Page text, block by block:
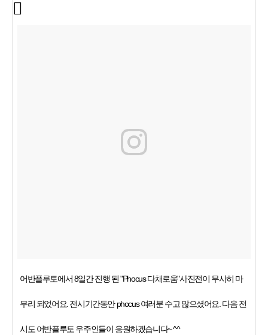
어반플루토에서 8일간 진행 된 "Phocus 다채로움"사진전이 무사히 마
무리 되었어요. 전시기간동안 phocus 여러분 수고 많으셨어요. 다음 전
시도 어반플루토 우주인들이 응원하겠습니다~ ^^